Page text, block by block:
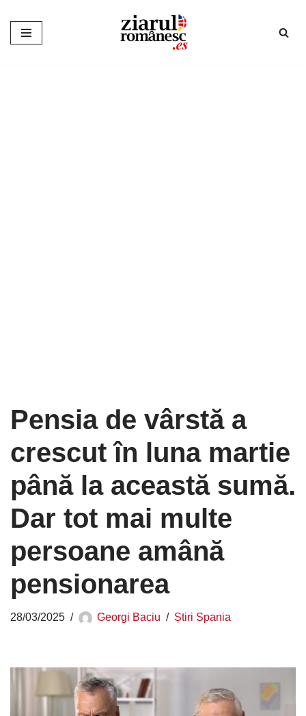
Sari
Pensia de vârstă a
crescut în luna martie
până la această sumă.
Dar tot mai multe
persoane amână
pensionarea
28/03/2025 Georgi Baciu Știri Spania